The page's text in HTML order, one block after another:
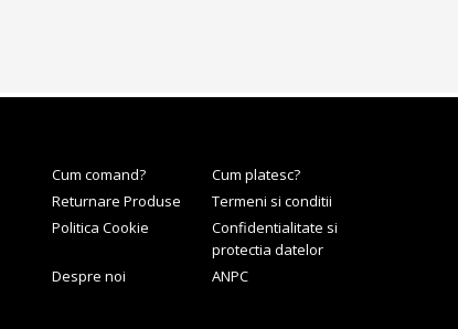
Cum comand?
Cum platesc?
Returnare Produse
Termeni si conditii
Politica Cookie
Confidentialitate si
protectia datelor
Despre noi
ANPC